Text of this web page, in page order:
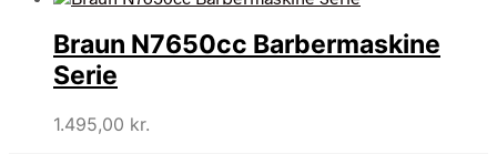
Braun N7650cc Barbermaskine
Serie
1.495,00 kr.